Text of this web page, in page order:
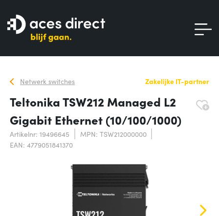
Netwerk switches Zakelijke IT-partner
Teltonika TSW212 Managed L2
Gigabit Ethernet (10/100/1000)
Artikelnr: 19496645
MPN: TSW212000000
EAN: 4779051841370